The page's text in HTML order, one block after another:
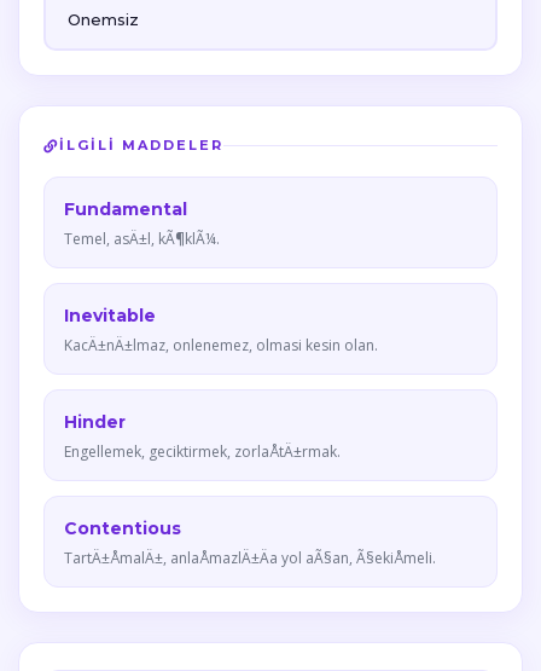
Onemsiz
İLGILI MADDELER
Fundamental
Temel, asÄ±l, kÃ¶klÃ¼.
Inevitable
KacÄ±nÄ±lmaz, onlenemez, olmasi kesin olan.
Hinder
Engellemek, geciktirmek, zorlaÅtÄ±rmak.
Contentious
TartÄ±ÅmalÄ±, anlaÅmazlÄ±Äa yol aÃ§an, Ã§ekiÅmeli.